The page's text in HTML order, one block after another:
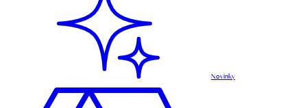
Novinky